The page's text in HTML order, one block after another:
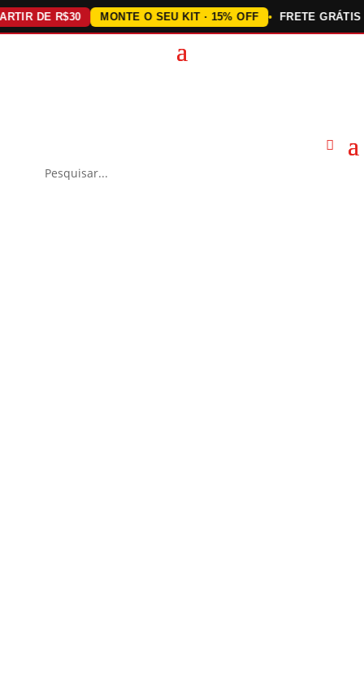
DE R$30 MONTE O SEU KIT · 15% OFF FRETE GRÁTIS